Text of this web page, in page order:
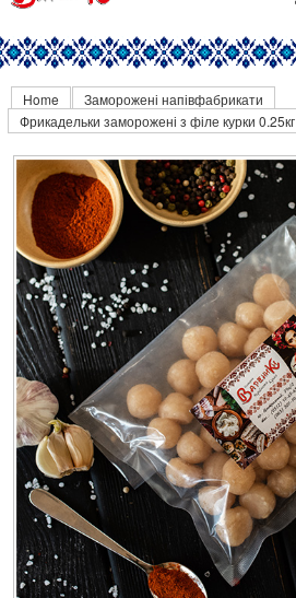
Home
Заморожені напівфабрикати
Фрикадельки заморожені з філе курки 0.25кг